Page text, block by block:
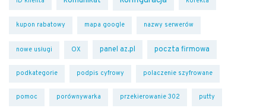
kupon rabatowy mapa google nazwy serwerów
nowe usługi OX panel az.pl poczta firmowa
podkategorie podpis cyfrowy polaczenie szyfrowane
pomoc porównywarka przekierowanie 302 putty